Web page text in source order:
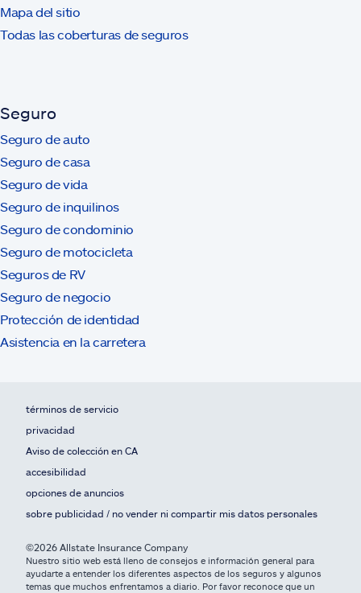
Mapa del sitio
Todas las coberturas de seguros
Seguro
Seguro de auto
Seguro de casa
Seguro de vida
Seguro de inquilinos
Seguro de condominio
Seguro de motocicleta
Seguros de RV
Seguro de negocio
Protección de identidad
Asistencia en la carretera
términos de servicio
privacidad
Aviso de colección en CA
accesibilidad
opciones de anuncios
sobre publicidad / no vender ni compartir mis datos personales
©2026 Allstate Insurance Company
Nuestro sitio web está lleno de consejos e información general para
ayudarte a entender los diferentes aspectos de los seguros y algunos
temas que muchos enfrentamos a diario. Por favor reconoce que un